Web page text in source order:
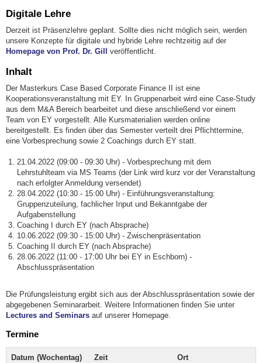
Digitale Lehre
Derzeit ist Präsenzlehre geplant. Sollte dies nicht möglich sein, werden
unsere Konzepte für digitale und hybride Lehre rechtzeitig auf der
Homepage von Prof. Dr. Gill veröffentlicht.
Inhalt
Der Masterkurs Case Based Corporate Finance II ist eine
Kooperationsveranstaltung mit EY. In Gruppenarbeit wird eine Case-Study
aus dem M&A Bereich bearbeitet und diese anschließend vor einem
Team von EY vorgestellt. Alle Kursmaterialien werden online
bereitgestellt. Es finden über das Semester verteilt drei Pflichttermine,
eine Vorbesprechung sowie 2 Coachings durch EY statt.
21.04.2022 (09:00 - 09:30 Uhr) - Vorbesprechung mit dem
Lehrstuhlteam via MS Teams (der Link wird kurz vor der Veranstaltung
nach erfolgter Anmeldung versendet)
28.04.2022 (10:30 - 15:00 Uhr) - Einführungsveranstaltung:
Gruppenzuteilung, fachlicher Input und Bekanntgabe der
Aufgabenstellung
Coaching I durch EY (nach Absprache)
10.06.2022 (09:30 - 15:00 Uhr) - Zwischenpräsentation
Coaching II durch EY (nach Absprache)
28.06.2022 (11:00 - 17:00 Uhr bei EY in Eschborn) -
Abschlusspräsentation
Die Prüfungsleistung ergibt sich aus der Abschlusspräsentation sowie der
abgegebenen Seminararbeit. Weitere Informationen finden Sie unter
Lectures and Seminars auf unserer Homepage.
Termine
Datum (Wochentag) Zeit Ort